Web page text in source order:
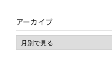
アーカイブ